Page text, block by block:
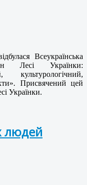
Всеукраїнська
Лесі Українки:
культурологічний,
Присвячений цей
Українки.
людей